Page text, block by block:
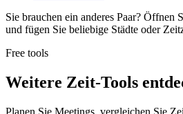
Sie brauchen ein anderes Paar? Öffnen
und fügen Sie beliebige Städte oder
Free tools
Weitere Zeit-Tools
Planen Sie Meetings, vergleichen Sie